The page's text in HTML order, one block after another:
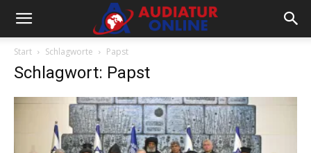
Start Schlagworte Papst
Schlagwort: Papst